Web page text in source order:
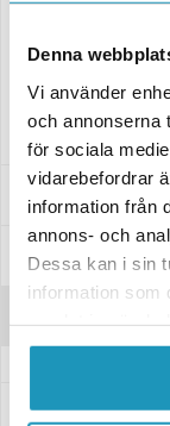
Denna
Vi använder
och annonserna
för sociala
vidarebefordrar
information från
annons- och
Dessa kan i sin
information som
Innehåll: 1st
Märkning: E2-06061
Specifikationer
Manualer & Guider
Frågor och svar